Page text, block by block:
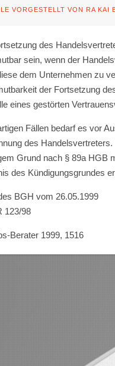
VORGESTELLT VON RA KAI
des
sein, wenn der
dem Unternehmen zu
der Fortsetzung
eines gestörten
Fällen bedarf es vor
des
Grund nach § 89a HGB
des Kündigungsgrundes
BGH vom 26.05.1999
123/98
Berater 1999, 1516